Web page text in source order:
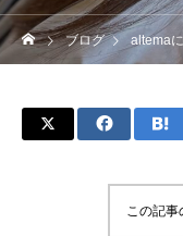
ブログ altema
この記事